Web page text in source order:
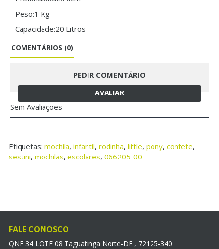
- Peso:1 Kg
- Capacidade:20 Litros
COMENTÁRIOS (0)
PEDIR COMENTÁRIO
AVALIAR
Sem Avaliações
Etiquetas: mochila, infantil, rodinha, little, pony, confete,
sestini, mochilas, escolares, 066205-00
FALE CONOSCO
QNE 34 LOTE 08 Taguatinga Norte-DF , 72125-340